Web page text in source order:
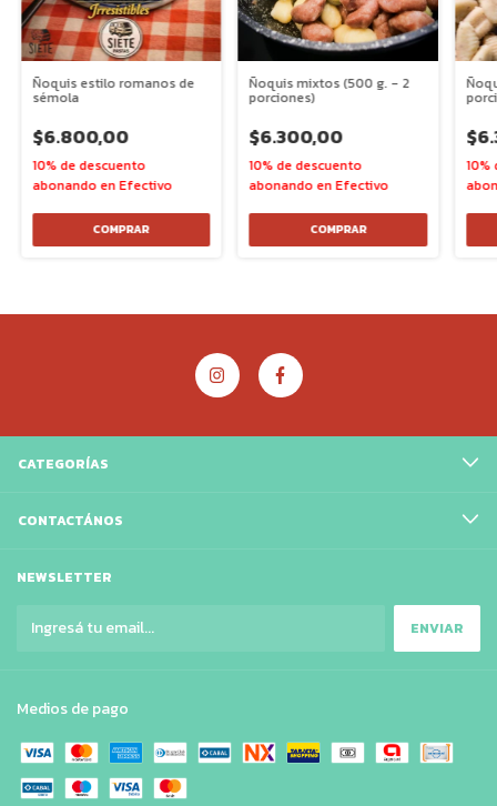
Ñoquis estilo romanos de
sémola
$6.800,00
Ñoquis mixtos (500 g. - 2
porciones)
$6.300,00
CATEGORÍAS
CONTACTÁNOS
NEWSLETTER
Medios de pago